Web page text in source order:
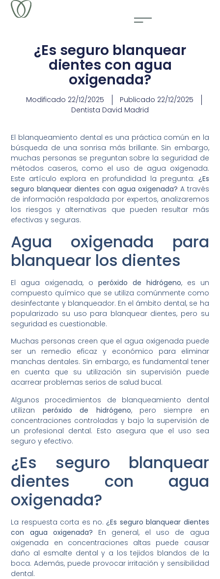
¿Es seguro blanquear
dientes con agua
oxigenada?
Modificado 22/12/2025 Publicado 22/12/2025
Dentista David Madrid
El blanqueamiento dental es una práctica común en la
búsqueda de una sonrisa más brillante. Sin embargo,
muchas personas se preguntan sobre la seguridad de
métodos caseros, como el uso de agua oxigenada.
Este artículo explora en profundidad la pregunta: ¿Es
seguro blanquear dientes con agua oxigenada? A través
de información respaldada por expertos, analizaremos
los riesgos y alternativas que pueden resultar más
efectivas y seguras.
Agua oxigenada para
blanquear los dientes
El agua oxigenada, o peróxido de hidrógeno, es un
compuesto químico que se utiliza comúnmente como
desinfectante y blanqueador. En el ámbito dental, se ha
popularizado su uso para blanquear dientes, pero su
seguridad es cuestionable.
Muchas personas creen que el agua oxigenada puede
ser un remedio eficaz y económico para eliminar
manchas dentales. Sin embargo, es fundamental tener
en cuenta que su utilización sin supervisión puede
acarrear problemas serios de salud bucal.
Algunos procedimientos de blanqueamiento dental
utilizan peróxido de hidrógeno, pero siempre en
concentraciones controladas y bajo la supervisión de
un profesional dental. Esto asegura que el uso sea
seguro y efectivo.
¿Es seguro blanquear
dientes con agua
oxigenada?
La respuesta corta es no.¿Es seguro blanquear dientes
con agua oxigenada? En general, el uso de agua
oxigenada en concentraciones altas puede causar
daño al esmalte dental y a los tejidos blandos de la
boca. Además, puede provocar irritación y sensibilidad
dental.